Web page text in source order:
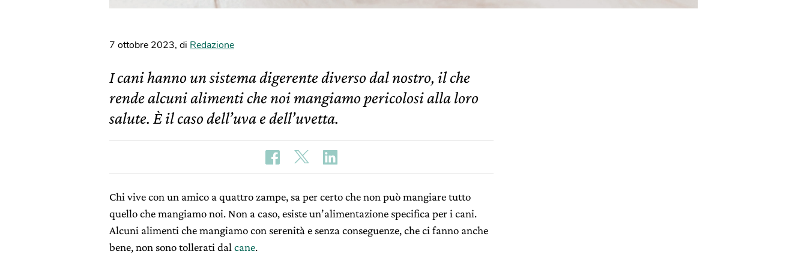
7 ottobre 2023, di Redazione
I cani hanno un sistema digerente diverso dal nostro, il che
rende alcuni alimenti che noi mangiamo pericolosi alla loro
salute. È il caso dell’uva e dell’uvetta.
Chi vive con un amico a quattro zampe, sa per certo che non può mangiare tutto
quello che mangiamo noi. Non a caso, esiste un’alimentazione specifica per i cani.
Alcuni alimenti che mangiamo con serenità e senza conseguenze, che ci fanno anche
bene, non sono tollerati dal cane.